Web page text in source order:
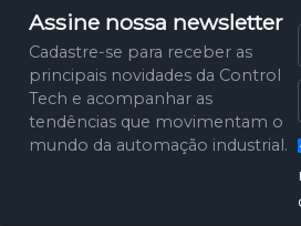
Assine nossa newsletter
Cadastre-se para receber as
principais novidades da Control
Tech e acompanhar as
tendências que movimentam o
mundo da automação industrial.